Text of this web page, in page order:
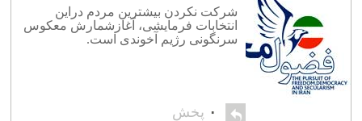
شرکت نکردن بیشترین مردم دراین
انتخابات فرمایشی، آغازشمارش معکوس
سرنگونی رژیم آخوندی است.
۰ پخش